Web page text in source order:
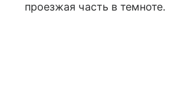
проезжая часть в темноте.